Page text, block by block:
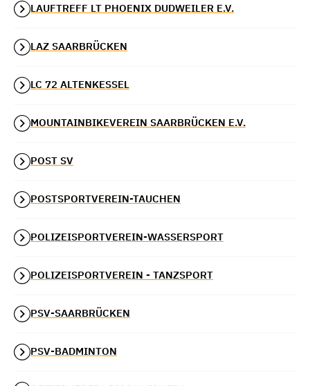
LAUFTREFF LT PHOENIX DUDWEILER E.V.
LAZ SAARBRÜCKEN
LC 72 ALTENKESSEL
MOUNTAINBIKEVEREIN SAARBRÜCKEN E.V.
POST SV
POSTSPORTVEREIN-TAUCHEN
POLIZEISPORTVEREIN-WASSERSPORT
POLIZEISPORTVEREIN - TANZSPORT
PSV-SAARBRÜCKEN
PSV-BADMINTON